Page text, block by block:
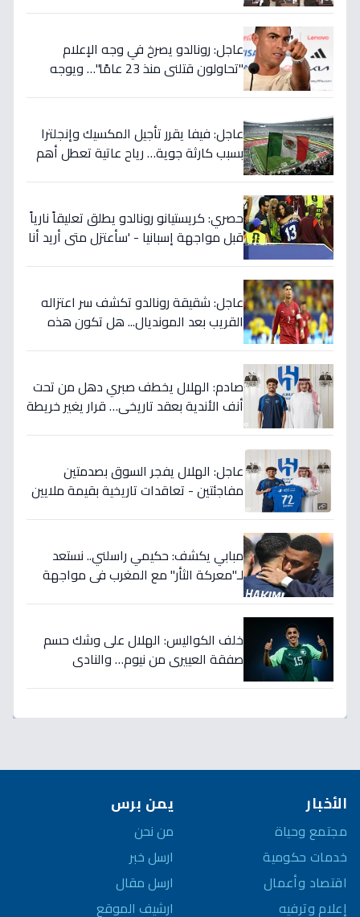
عاجل: رونالدو يصرخ في وجه الإعلام
"تحاولون قتلني منذ 23 عامًا"… ويوجه
عاجل: فيفا يقرر تأجيل المكسيك وإنجلترا
بسبب كارثة جوية… رياح عاتية تعطل أهم
حصري: كريستيانو رونالدو يطلق تعليقاً نارياً
قبل مواجهة إسبانيا - 'سأعتزل متى أريد أنا
عاجل: شقيقة رونالدو تكشف سر اعتزاله
القريب بعد المونديال... هل تكون هذه
صادم: الهلال يخطف صبري دهل من تحت
أنف الأندية بعقد تاريخي… قرار يغير خريطة
عاجل: الهلال يفجر السوق بصدمتين
مفاجئتين - تعاقدات تاريخية بقيمة ملايين
مبابي يكشف: حكيمي راسلني.. نستعد
لـ"معركة الثأر" مع المغرب في مواجهة
خلف الكواليس: الهلال على وشك حسم
صفقة العييري من نيوم… والنادي
الأخبار
مجتمع وحياة
خدمات حكومية
اقتصاد وأعمال
إعلام وترفيه
يمن برس
من نحن
ارسل خبر
ارسل مقال
ارشيف الموقع